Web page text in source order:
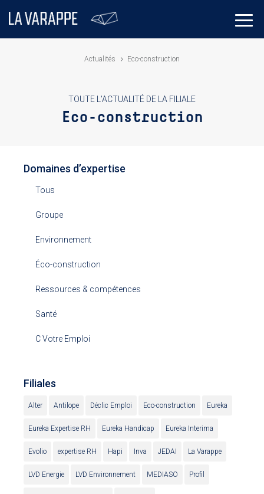
Actualités Eco-construction
TOUTE L'ACTUALITÉ DE LA FILIALE
Eco-construction
Domaines d’expertise
Tous
Groupe
Environnement
Éco-construction
Ressources & compétences
Santé
C Votre Emploi
Filiales
Alter Antilope Déclic Emploi Eco-construction Eureka
Eureka Expertise RH Eureka Handicap Eureka Interima
Evolio expertise RH Hapi Inva JEDAI La Varappe
LVD Energie LVD Environnement MEDIASO Profil